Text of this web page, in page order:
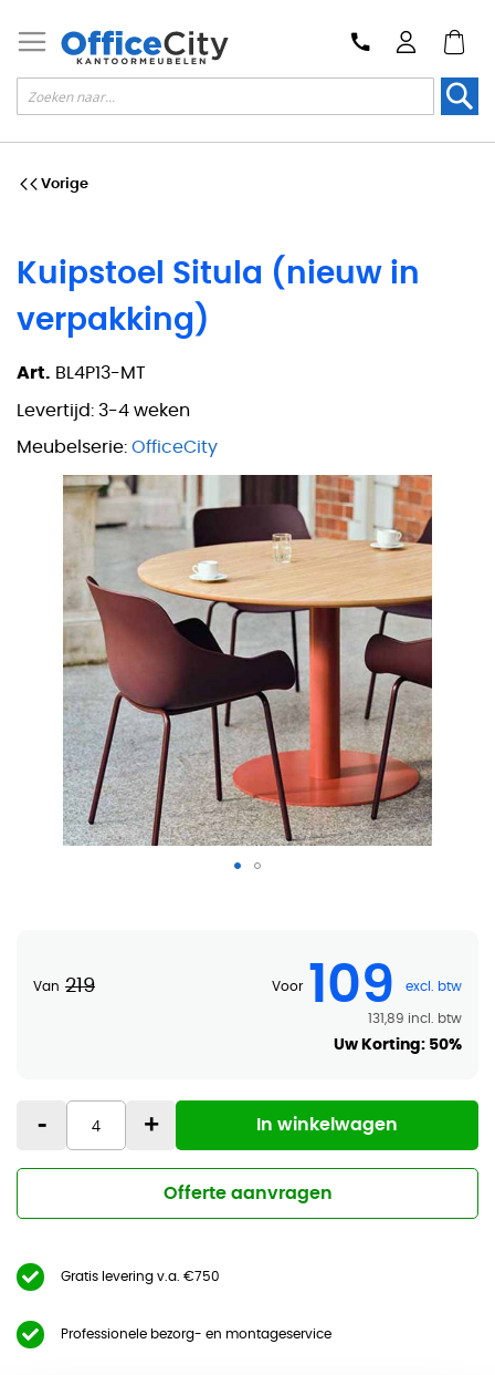
Kuipstoel Situla (nieuw in
verpakking)
Art. BL4P13-MT
Levertijd: 3-4 weken
Meubelserie: OfficeCity
Kuipstoel Situla (nieuw in verpakking)
Voor 109
131,89
Van 219
Uw Korting: 50%
- + In winkelwagen
Offerte aanvragen
Gratis levering v.a. €750
Professionele bezorg- en montageservice
Vorige